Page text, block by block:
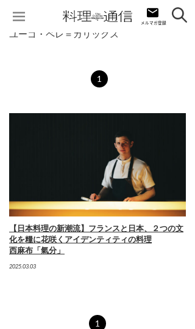
ユーゴ・ペレ＝ガリックス
1
【日本料理の新潮流】フランスと日本、２つの文
化を糧に花咲くアイデンティティの料理
西麻布「氣分」
2025.03.03
1